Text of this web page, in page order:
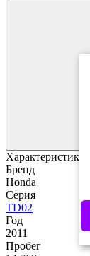
Характеристики
Бренд
Honda
Серия
TD02
Год
2011
Пробег